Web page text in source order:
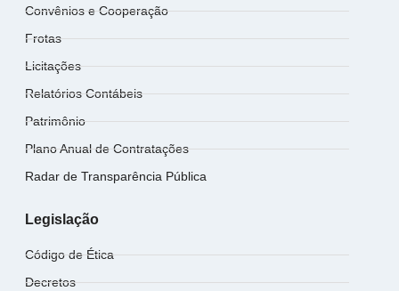
Convênios e Cooperação
Frotas
Licitações
Relatórios Contábeis
Patrimônio
Plano Anual de Contratações
Radar de Transparência Pública
Legislação
Código de Ética
Decretos